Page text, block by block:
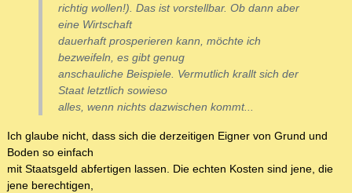
richtig wollen!). Das ist vorstellbar. Ob dann aber
eine Wirtschaft
dauerhaft prosperieren kann, möchte ich
bezweifeln, es gibt genug
anschauliche Beispiele. Vermutlich krallt sich der
Staat letztlich sowieso
alles, wenn nichts dazwischen kommt...
Ich glaube nicht, dass sich die derzeitigen Eigner von Grund und
Boden so einfach
mit Staatsgeld abfertigen lassen. Die echten Kosten sind jene, die
jene berechtigen,